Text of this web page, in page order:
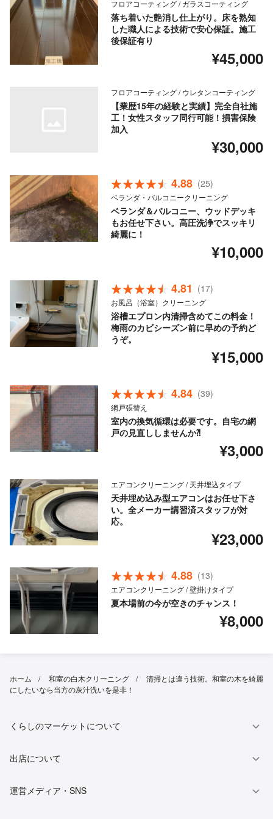
フロアコーティング / ガラスコーティング
落ち着いた艶消し仕上がり。床を熟知
した職人による技術で安心保証。施工
後保証有り
¥45,000
フロアコーティング / ウレタンコーティング
【業歴15年の経験と実績】完全自社施
工！女性スタッフ同行可能！損害保険
加入
¥30,000
4.88 (25)
ベランダ・バルコニークリーニング
ベランダ＆バルコニー、ウッドデッキ
もお任せ下さい。高圧洗浄でスッキリ
綺麗に！
¥10,000
4.81 (17)
お風呂（浴室）クリーニング
浴槽エプロン内清掃含めてこの料金！
梅雨のカビシーズン前に早めの予約ど
うぞ。
¥15,000
4.84 (39)
網戸張替え
室内の換気循環は必要です。自宅の網
戸の見直ししませんか⁈
¥3,000
エアコンクリーニング / 天井埋込タイプ
天井埋め込み型エアコンはお任せ下さ
い。全メーカー講習済スタッフが対
応。
¥23,000
4.88 (13)
エアコンクリーニング / 壁掛けタイプ
夏本場前の今が空きのチャンス！
¥8,000
ホーム 和室の白木クリーニング
清掃とは違う技術。和室の木を綺麗
にしたいなら当方の灰汁洗いを是非！
くらしのマーケットについて
出店について
運営メディア・SNS